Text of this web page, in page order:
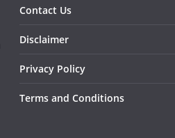
Contact Us
Disclaimer
Privacy Policy
Terms and Conditions